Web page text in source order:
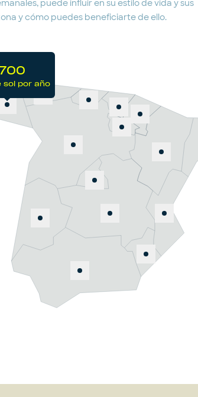
puede influir en su estilo de vida y sus
y cómo puedes beneficiarte de ello.
sol por año